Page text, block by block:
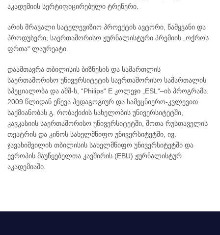
აკადემიის სერტიფიცირებული ტრენერი.
არის მრავალი სატელევიზიო პროექტის ავტორი, წამყვანი და
პროდუსერი; საერთაშორისო ჟურნალისტური პრემიის „ოქროს
ფრთა“ ლაურეატი.
დაამთავრა თბილისის ბიზნესის და სამართლის
საერთაშორისო უნივერსიტეტის საერთაშორისო სამართალის
სპეციალობა და აშშ-ს, “Philips“ E კოლეჯი „ESL“–ის პროგრამა.
2009 წლიდან ეწევა პედაგოგიურ და სამეცნიერო-კვლევით
საქმიანობას გ. რობაქიძის სახელობის უნივერსიტეტში,
კავკასიის საერთაშორისო უნივერსიტეტში, შოთა რუსთაველის
თეატრის და კინოს სახელმწიფო უნივერსიტეტში, ივ.
ჯავახიშვილის თბილისის სახელმწიფო უნივერსიტეტში და
ევროპის მაუწყებელთა კავშირის (EBU) ჟურნალისტურ
აკადემიაში.